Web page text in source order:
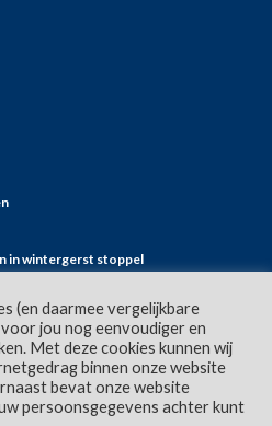
in wintergerst stoppel
en mulchen
(en daarmee vergelijkbare
jou nog eenvoudiger en
Met deze cookies kunnen wij
binnen onze website
bevat onze website
persoonsgegevens achter kunt